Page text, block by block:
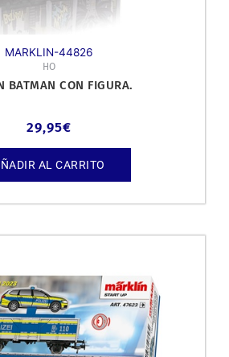
MARKLIN-44826
HO
BATMAN CON FIGURA.
29,95€
AL CARRITO